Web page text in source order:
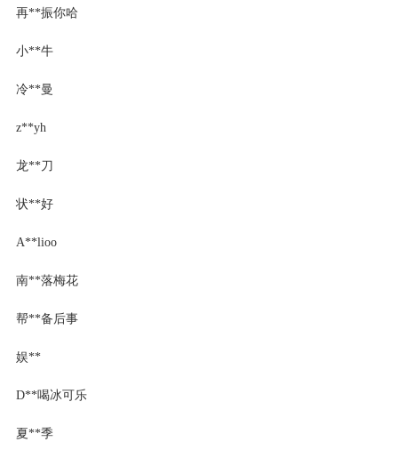
再**振你哈
小**牛
冷**曼
z**yh
龙**刀
状**好
A**lioo
南**落梅花
帮**备后事
娱**
D**喝冰可乐
夏**季